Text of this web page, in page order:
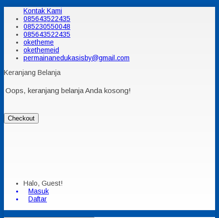
Kontak Kami
085643522435
085230550048
085643522435
oketheme
okethemeid
permainanedukasisby@gmail.com
Keranjang Belanja
Oops, keranjang belanja Anda kosong!
Checkout
Halo, Guest!
Masuk
Daftar